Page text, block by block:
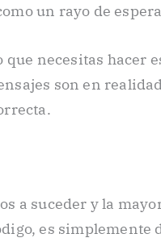
un rayo de
que necesitas hacer
son en
a suceder y la
es simplemente